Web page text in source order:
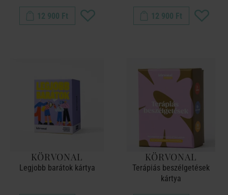
12 900 Ft 12 900 Ft
KÖRVONAL
Legjobb barátok kártya
KÖRVONAL
Terápiás beszélgetések
kártya